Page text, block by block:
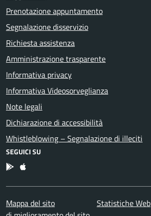
Prenotazione appuntamento
Segnalazione disservizio
Richiesta assistenza
Amministrazione trasparente
Informativa privacy
Informativa Videosorveglianza
Note legali
Dichiarazione di accessibilità
Whistleblowing – Segnalazione di illeciti
SEGUICI SU
App Android
App IOS
Mappa del sito Statistiche Web